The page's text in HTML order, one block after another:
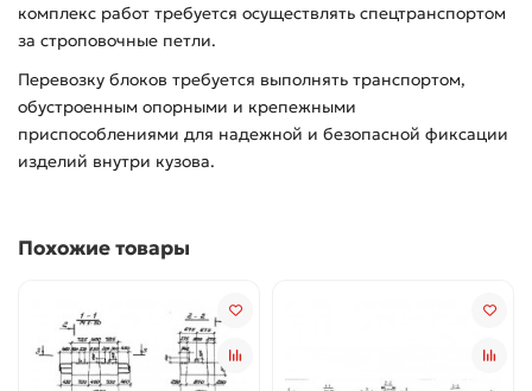
комплекс работ требуется осуществлять спецтранспортом
за строповочные петли.
Перевозку блоков требуется выполнять транспортом,
обустроенным опорными и крепежными
приспособлениями для надежной и безопасной фиксации
изделий внутри кузова.
Похожие товары